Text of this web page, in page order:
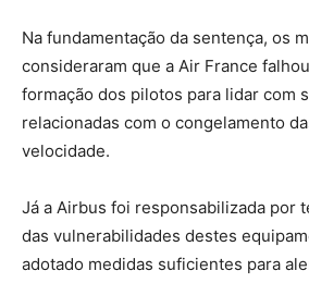
Na fundamentação da sentença, os
consideraram que a Air France
formação dos pilotos para lidar com
relacionadas com o congelamento
velocidade.
Já a Airbus foi responsabilizada por
das vulnerabilidades destes
adotado medidas suficientes para